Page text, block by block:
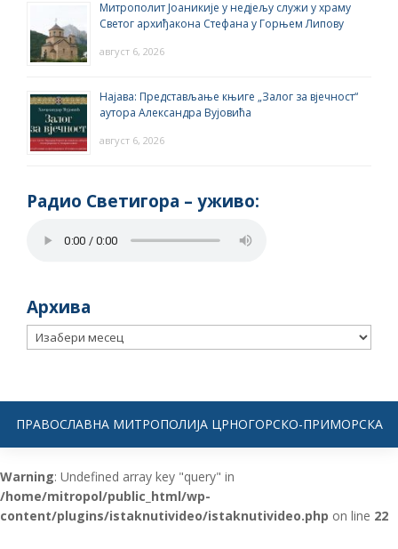
Митрополит Јоаникије у недјељу служи у храму
Светог архиђакона Стефана у Горњем Липову
август 6, 2026
Најава: Представљање књиге „Залог за вјечност“
аутора Александра Вујовића
август 6, 2026
Радио Светигора – yживо:
Архива
Архива
ПРАВОСЛАВНА МИТРОПОЛИЈА ЦРНОГОРСКО-ПРИМОРСКА
Warning: Undefined array key "query" in
/home/mitropol/public_html/wp-
content/plugins/istaknutivideo/istaknutivideo.php on line 22